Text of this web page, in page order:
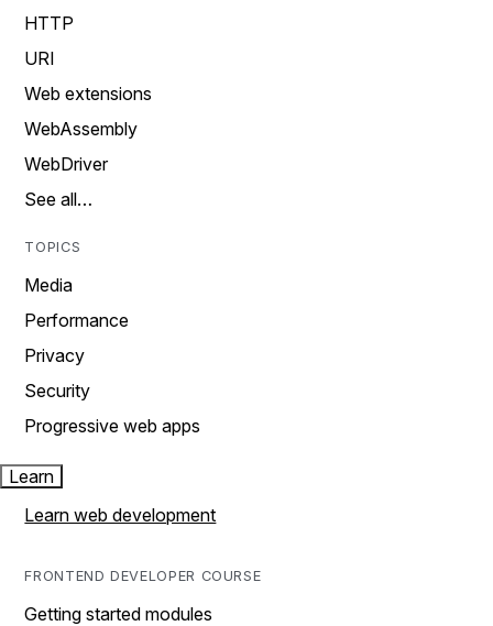
HTTP
URI
Web extensions
WebAssembly
WebDriver
See all…
TOPICS
Media
Performance
Privacy
Security
Progressive web apps
Learn
Learn web development
FRONTEND DEVELOPER COURSE
Getting started modules